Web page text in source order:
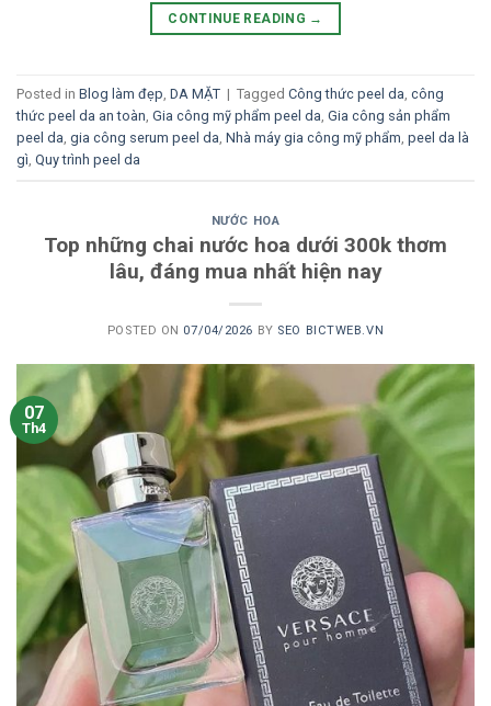
CONTINUE READING →
Posted in Blog làm đẹp DA MẶT | Tagged Công thức peel da công
thức peel da an toàn Gia công mỹ phẩm peel da Gia công sản phẩm
peel da gia công serum peel da Nhà máy gia công mỹ phẩm peel da là
gì Quy trình peel da
NƯỚC HOA
Top những chai nước hoa dưới 300k thơm
lâu, đáng mua nhất hiện nay
POSTED ON 07/04/2026 BY SEO BICTWEB.VN
07
Th4